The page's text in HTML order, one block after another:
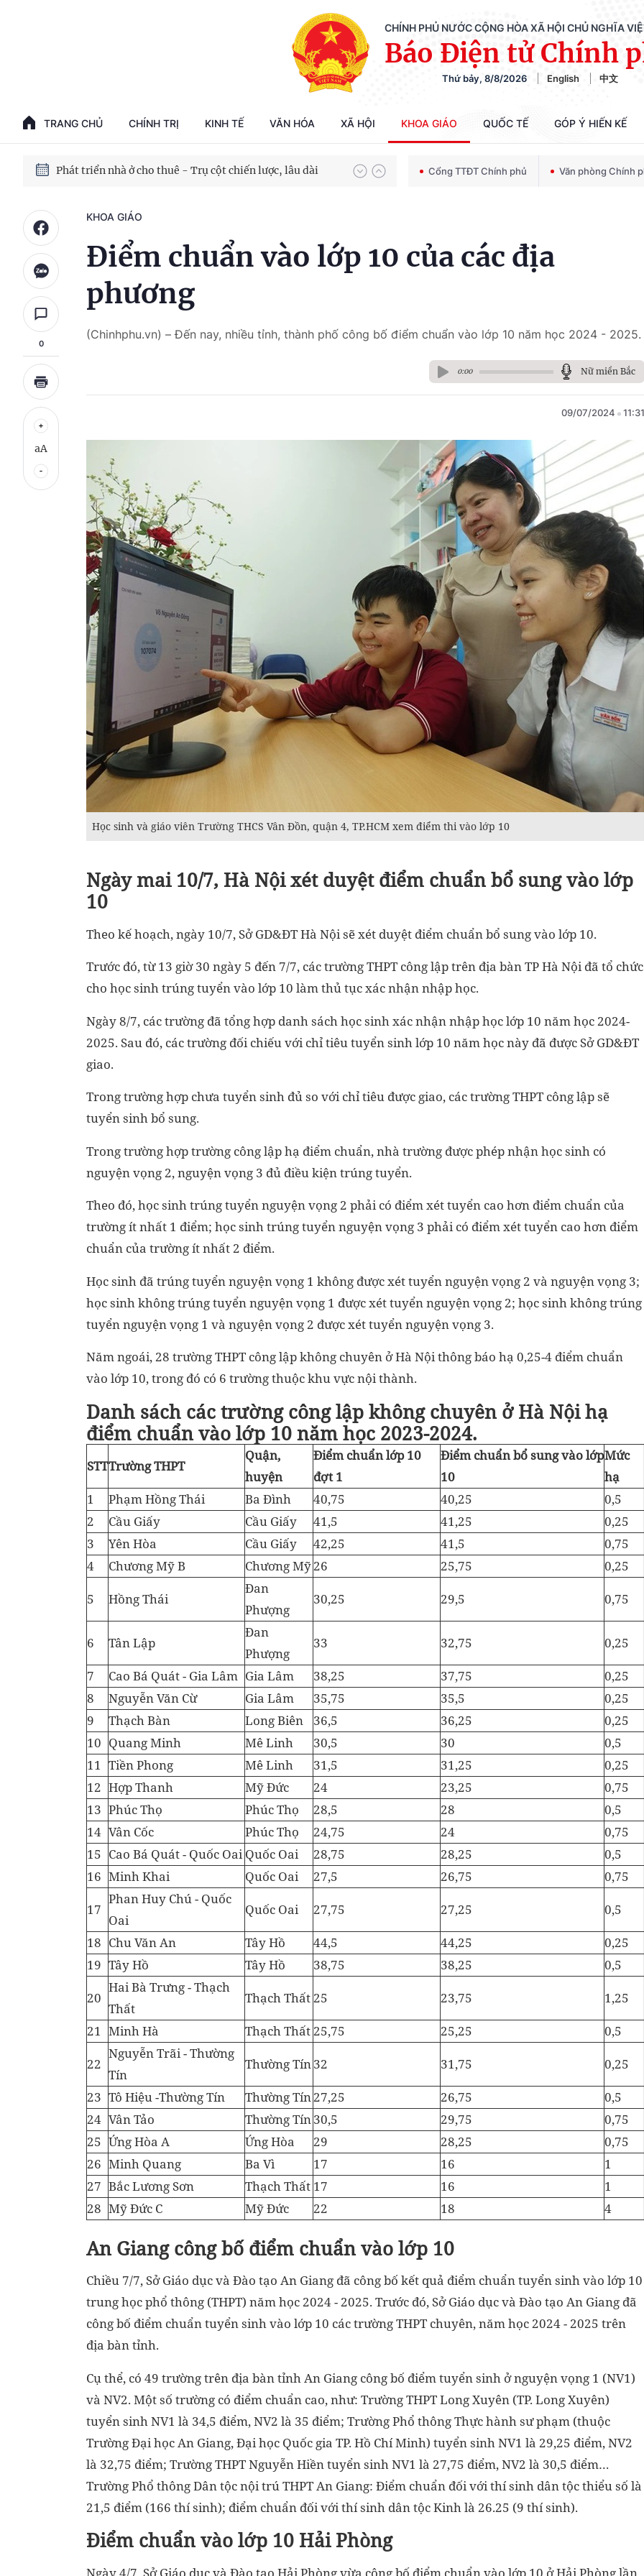
CHÍNH PHỦ NƯỚC CỘNG HÒA XÃ HỘI CHỦ NGHĨA
Báo Điện tử Chính
Thứ bảy, 8/8/2026 English 中文
TRANG CHỦ CHÍNH TRỊ KINH TẾ VĂN HÓA XÃ HỘI KHOA GIÁO QUỐC TẾ GÓP Ý HIẾN KẾ
Phát triển kinh tế nhà nước trong kỷ nguyên mới
Chiến dịch 500 ngày đêm tìm kiếm, quy tập và xác định danh tính hài cốt liệt sĩ
Bảo vệ nền tảng tư tưởng của Đảng trong kỷ nguyên phát triển mới
Phát triển nhà ở cho thuê - Trụ cột chiến lược, lâu dài Cổng TTĐT Chính phủ Văn phòng Chính
0
aA
KHOA GIÁO
Điểm chuẩn vào lớp 10 của các địa
phương
(Chinhphu.vn) – Đến nay, nhiều tỉnh, thành phố công bố điểm chuẩn vào lớp 10 năm học 2024 - 2025.
0:00 Nữ miền Bắc
09/07/2024 11:31
Học sinh và giáo viên Trường THCS Vân Đồn, quận 4, TP.HCM xem điểm thi vào lớp 10
Ngày mai 10/7, Hà Nội xét duyệt điểm chuẩn bổ sung vào lớp
10
Theo kế hoạch, ngày 10/7, Sở GD&ĐT Hà Nội sẽ xét duyệt điểm chuẩn bổ sung vào lớp 10.
Trước đó, từ 13 giờ 30 ngày 5 đến 7/7, các trường THPT công lập trên địa bàn TP Hà Nội đã tổ chức
cho học sinh trúng tuyển vào lớp 10 làm thủ tục xác nhận nhập học.
Ngày 8/7, các trường đã tổng hợp danh sách học sinh xác nhận nhập học lớp 10 năm học 2024-
2025. Sau đó, các trường đối chiếu với chỉ tiêu tuyển sinh lớp 10 năm học này đã được Sở GD&ĐT
giao.
Trong trường hợp chưa tuyển sinh đủ so với chỉ tiêu được giao, các trường THPT công lập sẽ
tuyển sinh bổ sung.
Trong trường hợp trường công lập hạ điểm chuẩn, nhà trường được phép nhận học sinh có
nguyện vọng 2, nguyện vọng 3 đủ điều kiện trúng tuyển.
Theo đó, học sinh trúng tuyển nguyện vọng 2 phải có điểm xét tuyển cao hơn điểm chuẩn của
trường ít nhất 1 điểm; học sinh trúng tuyển nguyện vọng 3 phải có điểm xét tuyển cao hơn điểm
chuẩn của trường ít nhất 2 điểm.
Học sinh đã trúng tuyển nguyện vọng 1 không được xét tuyển nguyện vọng 2 và nguyện vọng 3;
học sinh không trúng tuyển nguyện vọng 1 được xét tuyển nguyện vọng 2; học sinh không trúng
tuyển nguyện vọng 1 và nguyện vọng 2 được xét tuyển nguyện vọng 3.
Năm ngoái, 28 trường THPT công lập không chuyên ở Hà Nội thông báo hạ 0,25-4 điểm chuẩn
vào lớp 10, trong đó có 6 trường thuộc khu vực nội thành.
Danh sách các trường công lập không chuyên ở Hà Nội hạ
điểm chuẩn vào lớp 10 năm học 2023-2024.
STTTrường THPT
Quận,
huyện
Điểm chuẩn lớp 10
đợt 1
Điểm chuẩn bổ sung vào lớp
10
Mức
hạ
1
Phạm Hồng Thái Ba Đình 40,75 40,25
0,5
2
Cầu Giấy Cầu Giấy 41,5 41,25
0,25
3
Yên Hòa Cầu Giấy 42,25 41,5
0,75
4
Chương Mỹ B Chương Mỹ26 25,75
0,25
5
Hồng Thái
Đan
Phượng
30,25 29,5 0,75
6 Tân Lập
Đan
Phượng
33 32,75
0,25
7
Cao Bá Quát - Gia Lâm Gia Lâm 38,25 37,75
0,25
8
Nguyễn Văn Cừ Gia Lâm 35,75 35,5
0,25
9
Thạch Bàn Long Biên 36,5 36,25
0,25
10 Quang Minh Mê Linh 30,5 30
0,5
11 Tiền Phong Mê Linh 31,5 31,25
0,25
12 Hợp Thanh Mỹ Đức 24 23,25
0,75
13 Phúc Thọ Phúc Thọ 28,5 28
0,5
14 Vân Cốc Phúc Thọ 24,75 24
0,75
15 Cao Bá Quát - Quốc Oai Quốc Oai 28,75 28,25
0,5
16 Minh Khai Quốc Oai 27,5 26,75
0,75
17
Phan Huy Chú - Quốc
Oai
Quốc Oai 27,75 27,25
0,5
18 Chu Văn An Tây Hồ 44,5 44,25
0,25
19 Tây Hồ Tây Hồ 38,75 38,25
0,5
20
Hai Bà Trưng - Thạch
Thất
Thạch Thất25 23,75
1,25
21 Minh Hà Thạch Thất25,75 25,25
0,5
22
Nguyễn Trãi - Thường
Tín
Thường Tín32 31,75
0,25
23 Tô Hiệu -Thường Tín Thường Tín27,25 26,75
0,5
24 Vân Tảo Thường Tín30,5 29,75
0,75
25 Ứng Hòa A Ứng Hòa 29 28,25
0,75
26 Minh Quang Ba Vì 17 16
1
27 Bắc Lương Sơn Thạch Thất 17 16
1
28 Mỹ Đức C Mỹ Đức 22 18 4
An Giang công bố điểm chuẩn vào lớp 10
Chiều 7/7, Sở Giáo dục và Đào tạo An Giang đã công bố kết quả điểm chuẩn tuyển sinh vào lớp 10
trung học phổ thông (THPT) năm học 2024 - 2025. Trước đó, Sở Giáo dục và Đào tạo An Giang đã
công bố điểm chuẩn tuyển sinh vào lớp 10 các trường THPT chuyên, năm học 2024 - 2025 trên
địa bàn tỉnh.
Cụ thể, có 49 trường trên địa bàn tỉnh An Giang công bố điểm tuyển sinh ở nguyện vọng 1 (NV1)
và NV2. Một số trường có điểm chuẩn cao, như: Trường THPT Long Xuyên (TP. Long Xuyên)
tuyển sinh NV1 là 34,5 điểm, NV2 là 35 điểm; Trường Phổ thông Thực hành sư phạm (thuộc
Trường Đại học An Giang, Đại học Quốc gia TP. Hồ Chí Minh) tuyển sinh NV1 là 29,25 điểm, NV2
là 32,75 điểm; Trường THPT Nguyễn Hiền tuyển sinh NV1 là 27,75 điểm, NV2 là 30,5 điểm…
Trường Phổ thông Dân tộc nội trú THPT An Giang: Điểm chuẩn đối với thí sinh dân tộc thiểu số là
21,5 điểm (166 thí sinh); điểm chuẩn đối với thí sinh dân tộc Kinh là 26.25 (9 thí sinh).
Điểm chuẩn vào lớp 10 Hải Phòng